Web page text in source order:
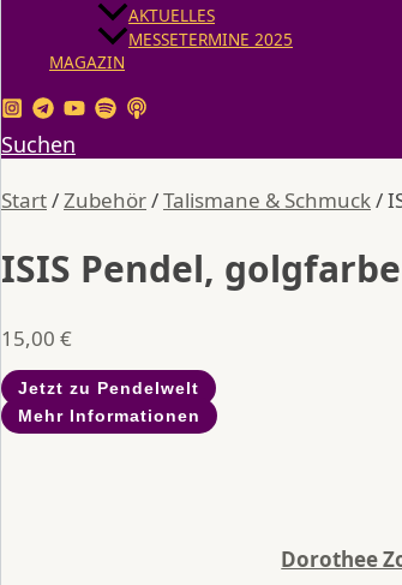
AKTUELLES
MESSETERMINE 2025
MAGAZIN
Suchen
Start/Zubehör/Talismane & Schmuck/
ISIS Pendel,
15,00 €
Jetzt zu Pendelwelt
Mehr Informationen
Dorothee